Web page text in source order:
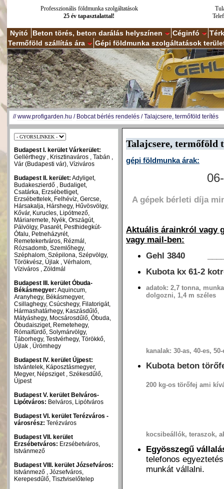
Professzionális földmunka szolgáltatások
25 év tapasztalattal!
Nyitó Beton törés, beton darálás helyszínen Céginfó
Termőföld szállítás ára
Gépi földmunka szolgáltatások
//www.profigarden.hu / Bobcat bérlés rendelés /Talajcsere, termőföld terítés
Budapest I. kerület Várkerület:
Gellérthegy , Krisztinaváros , Tabán ,
Vár (Budapesti vár), Víziváros
Budapest II. kerület: Adyliget,
Budakeszierdő , Budaliget,
Csatárka, Erzsébetliget,
Erzsébettelek, Felhévíz, Gercse,
Hársakalja, Hárshegy, Hűvösvölgy,
Kővár, Kurucles, Lipótmező,
Máriaremete, Nyék, Országút,
Pálvölgy, Pasarét, Pesthidegkút-
Ófalu, Petneházyrét,
Remetekertváros, Rézmál,
Rózsadomb, Szemlőhegy,
Széphalom, Szépilona, Szépvölgy,
Törökvész, Újlak , Vérhalom,
Víziváros , Zöldmál
Budapest III. kerület Óbuda-
Békásmegyer: Aquincum,
Aranyhegy, Békásmegyer,
Csillaghegy, Csúcshegy, Filatorigát,
Hármashatárhegy, Kaszásdűlő,
Mátyáshegy, Mocsárosdűlő, Óbuda,
Óbudaisziget, Remetehegy,
Rómaifürdő, Solymárvölgy,
Táborhegy, Testvérhegy, Törökkő,
Újlak , Ürömhegy
Budapest IV. kerület Újpest:
Istvántelek, Káposztásmegyer,
Megyer, Népsziget , Székesdűlő,
Újpest
Budapest V. kerület Belváros-
Lipótváros: Belváros, Lipótváros
Budapest VI. kerület Terézváros -
városrész: Terézváros
Budapest VII. kerület
Erzsébetváros: Erzsébetváros,
Istvánmező
Budapest VIII. kerület Józsefváros:
Istvánmező , Józsefváros,
Kerepesdűlő, Tisztviselőtelep
Talajcsere, termőföld
gépi földmunka árak:
A gépek bérleti díja
Aktuális árainkról vagy
vagy mail-ben:
Gehl 3840
Kubota kx 61-2
adatok: 2,7 tonna,
dolgozni, 1,4 m széles
kanalak: 30-as, 40-es,
Kubota beton
200 kg-os törőfej ami
kocsibeállók, teraszok,
Egyösszegű
telefonos
munkát vállalni.